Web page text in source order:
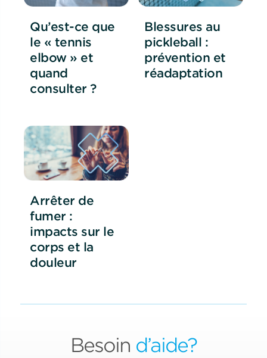
Qu’est-ce que
le « tennis
elbow » et
quand
consulter ?
Blessures au
pickleball :
prévention et
réadaptation
Arrêter de
fumer :
impacts sur le
corps et la
douleur
Besoin d’aide?